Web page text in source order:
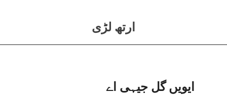
ارتھ لڑی
ایویں گل جیہی اے